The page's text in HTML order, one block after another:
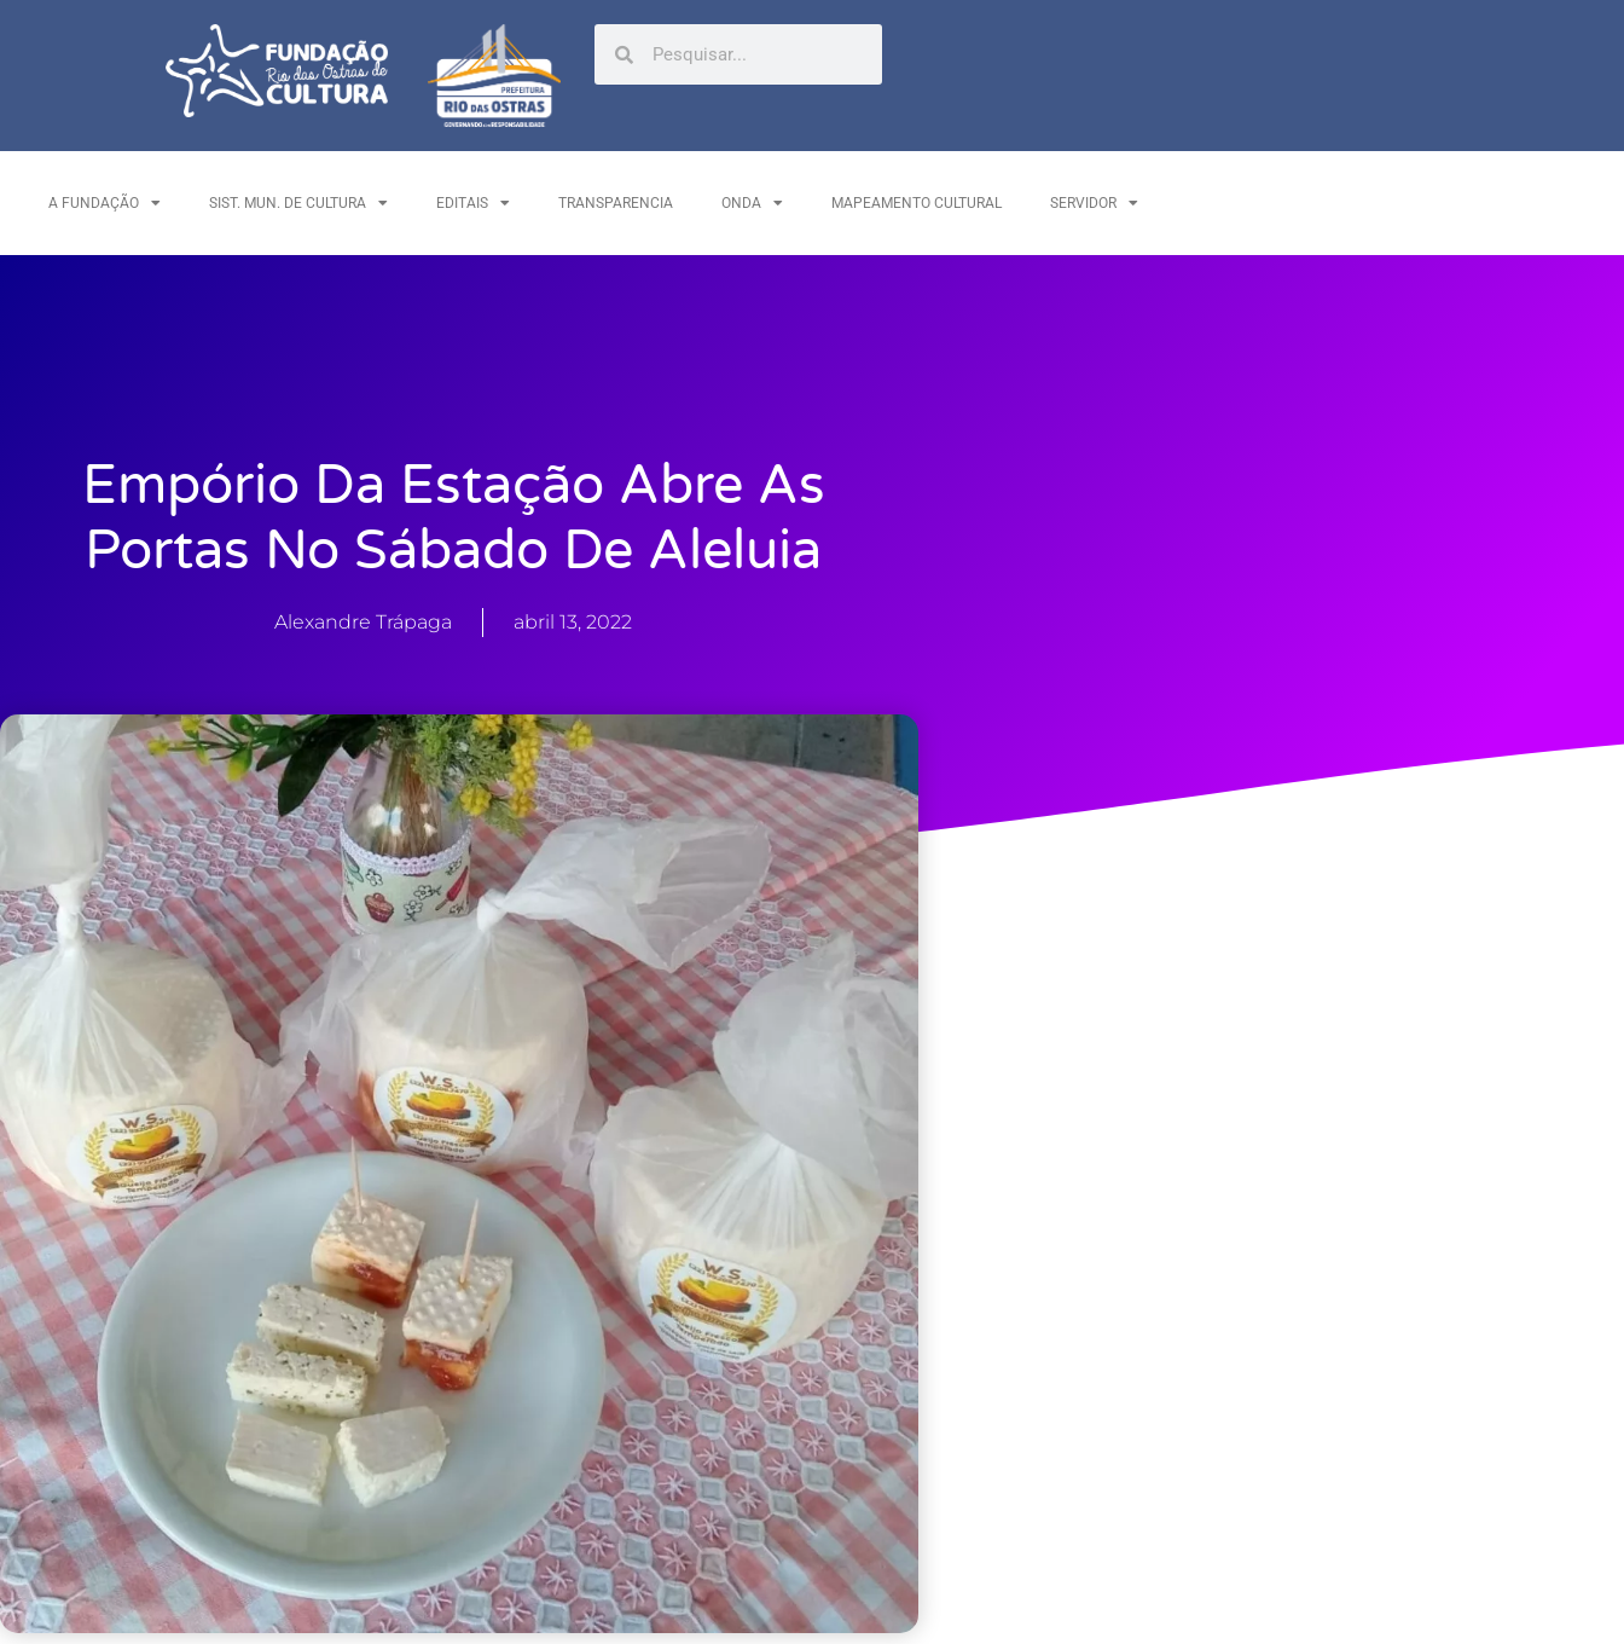
A FUNDAÇÃO SIST. MUN. DE CULTURA EDITAIS TRANSPARENCIA ONDA MAPEAMENTO CULTURAL SERVIDOR
Empório Da Estação Abre As
Portas No Sábado De Aleluia
Alexandre Trápaga abril 13, 2022